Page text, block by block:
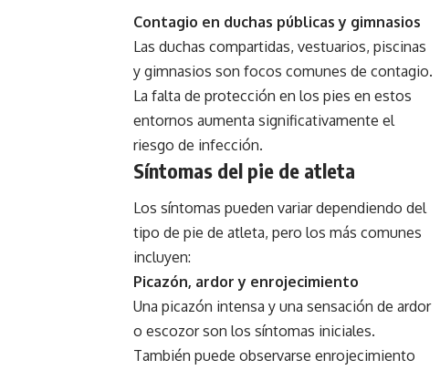
Contagio en duchas públicas y gimnasios
Las duchas compartidas, vestuarios, piscinas
y gimnasios son focos comunes de contagio.
La falta de protección en los pies en estos
entornos aumenta significativamente el
riesgo de infección.
Síntomas del pie de atleta
Los síntomas pueden variar dependiendo del
tipo de pie de atleta, pero los más comunes
incluyen:
Picazón, ardor y enrojecimiento
Una picazón intensa y una sensación de ardor
o escozor son los síntomas iniciales.
También puede observarse enrojecimiento